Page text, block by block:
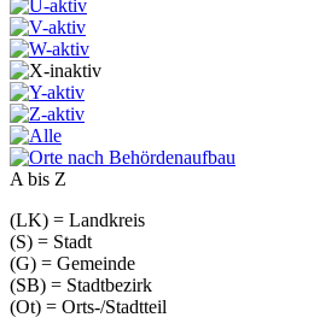
A bis Z
(LK) = Landkreis
(S) = Stadt
(G) = Gemeinde
(SB) = Stadtbezirk
(Ot) = Orts-/Stadtteil